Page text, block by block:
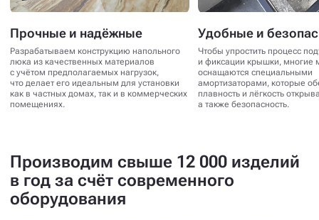
Прочные и надёжные
Разрабатываем конструкцию напольного
люка из качественных материалов
с учётом предполагаемых нагрузок,
что делает его идеальным для установки
как в частных домах, так и в коммерческих
помещениях.
Удобные и
Чтобы упростить процесс
и фиксации крышки, многие
оснащаются специальными
амортизаторами, которые
плавность и лёгкость
а также безопасность.
Производим свыше 12 000 изделий
в год за счёт современного
оборудования